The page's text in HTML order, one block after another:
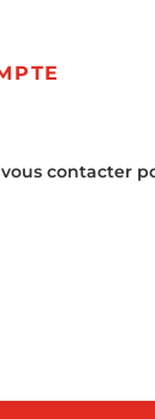
contacter